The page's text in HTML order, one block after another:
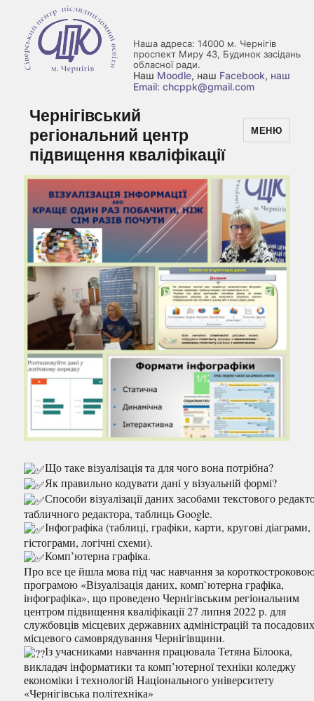
Наша адреса: 14000 м. Чернігів
проспект Миру 43, Будинок засідань
обласної ради.
Наш Moodle, наш Facebook, наш
Email: chcppk@gmail.com
Чернігівський
регіональний центр
підвищення кваліфікації
МЕНЮ
Що таке візуалізація та для чого вона потрібна?
Як правильно кодувати дані у візуальній формі?
Способи візуалізації даних засобами текстового
табличного редактора, таблиць Google.
Інфографіка (таблиці, графіки, карти, кругові діаграми,
гістограми, логічні схеми).
Комп’ютерна графіка.
Про все це йшла мова під час навчання за
програмою «Візуалізація даних, комп`ютерна графіка,
інфографіка», що проведено Чернігівським регіональним
центром підвищення кваліфікації 27 липня 2022 р. для
службовців місцевих державних адміністрацій та
місцевого самоврядування Чернігівщини.
Із учасниками навчання працювала Тетяна Білоока,
викладач інформатики та комп’ютерної техніки коледжу
економіки і технологій Національного університету
«Чернігівська політехніка»